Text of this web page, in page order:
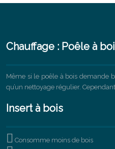
Chauffage : Poêle à
Même si le poêle à bois demande
qu’un nettoyage régulier.
Insert à bois
 Consomme moins de bois